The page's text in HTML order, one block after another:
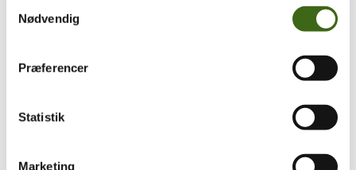
Nødvendig
Præferencer
Statistik
Marketing
Foreningen af Danske Buejægere (FADB)
8300 Odder
Populære sider
Vedtægter